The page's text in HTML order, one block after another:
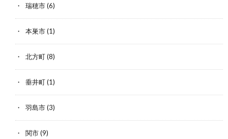
瑞穂市(6)
本巣市(1)
北方町(8)
垂井町(1)
羽島市(3)
関市(9)